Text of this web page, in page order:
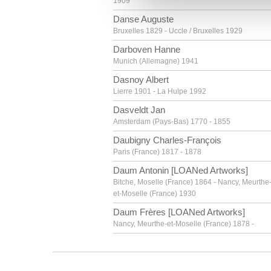
Danse Auguste
Bruxelles 1829 - Uccle / Bruxelles 1929
Darboven Hanne
Munich (Allemagne) 1941
Dasnoy Albert
Lierre 1901 - La Hulpe 1992
Dasveldt Jan
Amsterdam (Pays-Bas) 1770 - 1855
Daubigny Charles-François
Paris (France) 1817 - 1878
Daum Antonin [LOANed Artworks]
Bitche, Moselle (France) 1864 - Nancy, Meurthe-
et-Moselle (France) 1930
Daum Frères [LOANed Artworks]
Nancy, Meurthe-et-Moselle (France) 1878 -
Oudewater (Pays-Bas) vers 1459 - Bruges 1523